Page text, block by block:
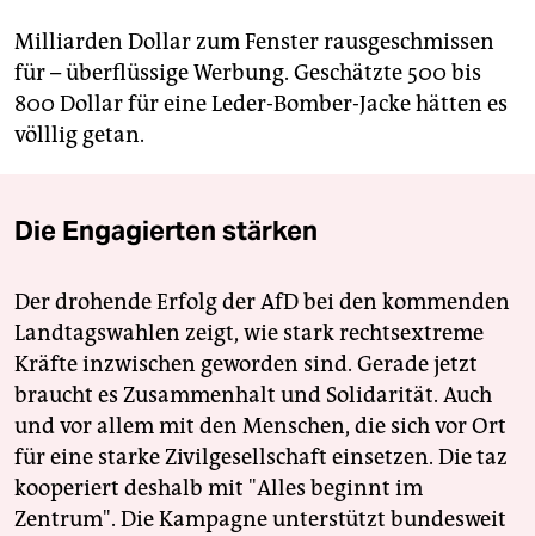
Milliarden Dollar zum Fenster rausgeschmissen
für – überflüssige Werbung. Geschätzte 500 bis
800 Dollar für eine Leder-Bomber-Jacke hätten es
völllig getan.
Die Engagierten stärken
Der drohende Erfolg der AfD bei den kommenden
Landtagswahlen zeigt, wie stark rechtsextreme
Kräfte inzwischen geworden sind. Gerade jetzt
braucht es Zusammenhalt und Solidarität. Auch
und vor allem mit den Menschen, die sich vor Ort
für eine starke Zivilgesellschaft einsetzen. Die taz
kooperiert deshalb mit "Alles beginnt im
Zentrum". Die Kampagne unterstützt bundesweit